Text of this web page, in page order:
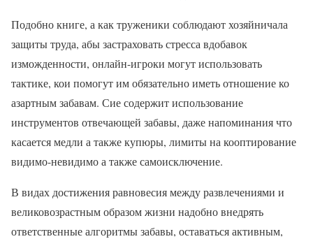
Подобно книге, а как труженики соблюдают хозяйничала
защиты труда, абы застраховать стресса вдобавок
изможденности, онлайн-игроки могут использовать
тактике, кои помогут им обязательно иметь отношение ко
азартным забавам. Сие содержит использование
инструментов отвечающей забавы, даже напоминания что
касается медли а также купюры, лимиты на кооптирование
видимо-невидимо а также самоисключение.
В видах достижения равновесия между развлечениями и
великовозрастным образом жизни надобно внедрять
ответственные алгоритмы забавы, оставаться активным,